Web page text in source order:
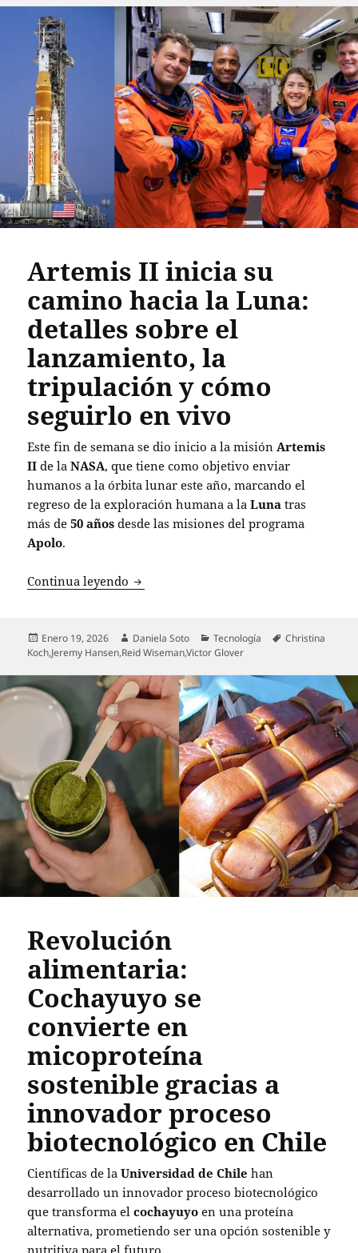
Artemis II inicia su
camino hacia la Luna:
detalles sobre el
lanzamiento, la
tripulación y cómo
seguirlo en vivo
Este fin de semana se dio inicio a la misión Artemis
II de laNASA, que tiene como objetivo enviar
humanos a la órbita lunar este año, marcando el
regreso de la exploración humana a laLuna tras
más de50 años desde las misiones del programa
Apolo.
Continua leyendo Artemis II inicia su camino hacia la
Publicado
el
Enero 19, 2026 Autor
Daniela Soto Categorías
Tecnología Etiquetas
Christina
Koch,Jeremy Hansen,Reid Wiseman,Victor Glover
Revolución
alimentaria:
Cochayuyo se
convierte en
micoproteína
sostenible gracias a
innovador proceso
biotecnológico en Chile
Científicas de laUniversidad de Chile han
desarrollado un innovador proceso biotecnológico
que transforma elcochayuyo en una proteína
alternativa, prometiendo ser una opción sostenible y
nutritiva para el futuro.